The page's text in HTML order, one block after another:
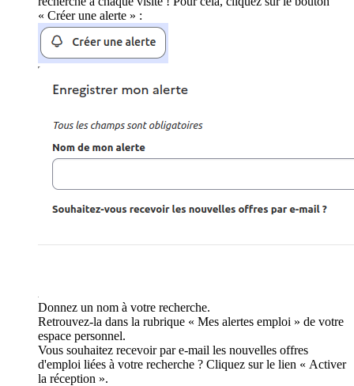
« Créer une alerte » :
Donnez un nom à votre recherche.
Retrouvez-la dans la rubrique « Mes alertes emploi » de votre
espace personnel.
Vous souhaitez recevoir par e-mail les nouvelles offres
d'emploi liées à votre recherche ? Cliquez sur le lien « Activer
la réception ».